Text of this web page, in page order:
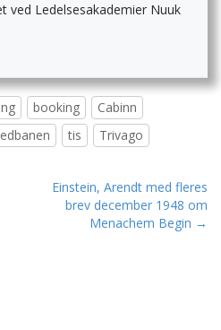
ved Ledelsesakademier Nuuk
booking
Cabinn
tis Trivago
Einstein, Arendt med fleres
brev december 1948 om
Menachem Begin →